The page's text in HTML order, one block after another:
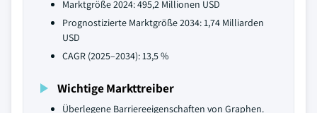
Marktgröße 2024: 495,2 Millionen USD
Prognostizierte Marktgröße 2034: 1,74 Milliarden
USD
CAGR (2025–2034): 13,5 %
Wichtige Markttreiber
Überlegene Barriereeigenschaften von Graphen.